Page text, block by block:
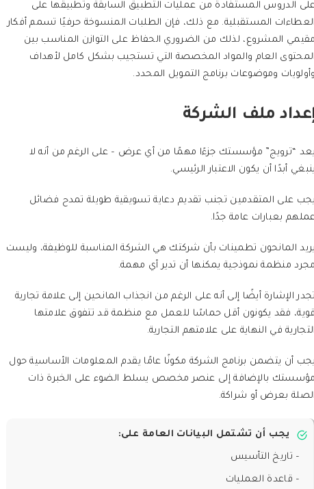
الدروس المستفادة من عمليات التطبيق السابقة وتطبيقها على
العطاءات المستقبلية. مع ذلك، فإن الطلبات المنسوخة حرفيًا تسمم أفكار
مقيمي المشروع، لذلك من الضروري الحفاظ على التوازن المناسب بين
المحتوى العام والمواد المخصصة التي تستجيب بشكل كامل لأهداف
وأولويات وموضوعات برنامج التمويل المحدد.
ملف الشركة
يعد “ترويج” مؤسستك جزءًا مهمًا من أي عرض – على الرغم من أنه لا
ينبغي أبدًا أن يكون الاعتبار الرئيسي.
يجب على المتقدمين تجنب تقديم دعاية تسويقية طويلة تمدح فضائل
بعبارات عامة جدًا.
يريد المانحون تطمينات بأن شركتك هي الشركة المناسبة للوظيفة، وليست
مجرد منظمة نموذجية يمكنها أن تدير أي مهمة.
تجدر الإشارة أيضًا إلى أنه على الرغم من انجذاب المانحين إلى علامة تجارية
قوية، فقد يكونون أقل حماسًا للعمل مع منظمة قد تتفوق علامتها
التجارية في النهاية على علامتهم التجارية.
يجب أن يتضمن برنامج الشركة مكونًا عامًا يقدم المعلومات الأساسية حول
مؤسستك بالإضافة إلى عنصر مخصص يسلط الضوء على الخبرة ذات
الصلة بعرض أو شراكة.
يجب أن تشتمل البيانات العامة على:
– تاريخ التأسيس
– قاعدة العمليات